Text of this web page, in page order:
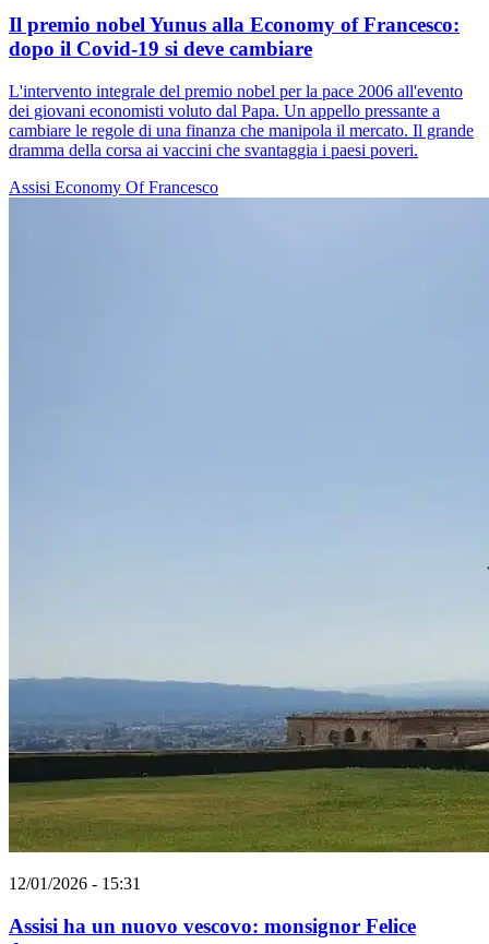
Il premio nobel Yunus alla Economy of Francesco:
dopo il Covid-19 si deve cambiare
L'intervento integrale del premio nobel per la pace 2006 all'evento
dei giovani economisti voluto dal Papa. Un appello pressante a
cambiare le regole di una finanza che manipola il mercato. Il grande
dramma della corsa ai vaccini che svantaggia i paesi poveri.
Assisi Economy Of Francesco
12/01/2026 - 15:31
Assisi ha un nuovo vescovo: monsignor Felice